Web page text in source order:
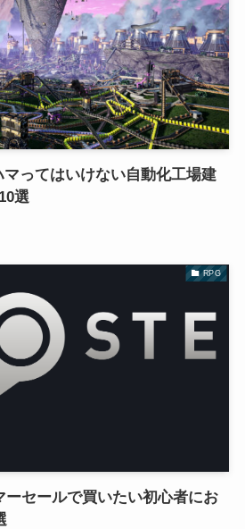
マってはいけない自動化工場建
選
RPG
ーセールで買いたい初心者にお